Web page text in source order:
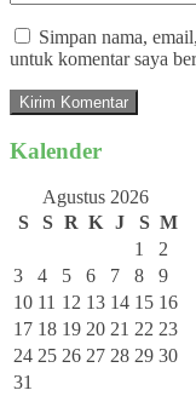
Simpan nama,
untuk komentar saya
Kalender
Agustus 2026
S
S R K J S M
1
2
3
4 5 6 7 8
9
10 11 12 13 14 15 16
17 18 19 20 21 22 23
24 25 26 27 28 29 30
31